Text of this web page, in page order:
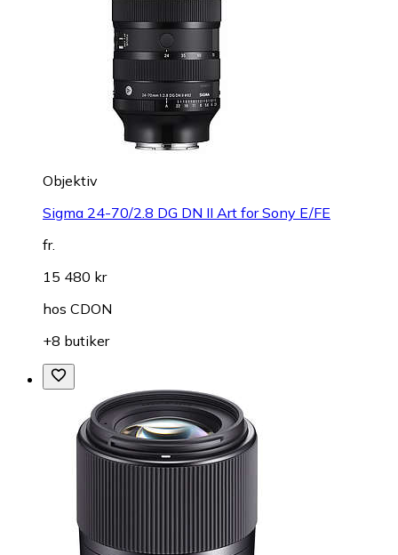
Objektiv
Sigma 24-70/2.8 DG DN II Art for Sony E/FE
fr.
15 480 kr
hos CDON
+8 butiker